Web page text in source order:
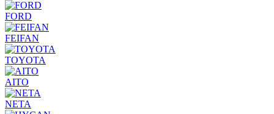
FORD
FEIFAN
TOYOTA
AITO
NETA